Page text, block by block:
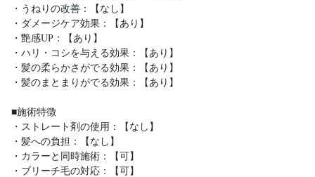
・うねりの改善：【なし】
・ダメージケア効果：【あり】
・艶感UP：【あり】
・ハリ・コシを与える効果：【あり】
・髪の柔らかさがでる効果：【あり】
・髪のまとまりがでる効果：【あり】
■施術特徴
・ストレート剤の使用：【なし】
・髪への負担：【なし】
・カラーと同時施術：【可】
・ブリーチ毛の対応：【可】